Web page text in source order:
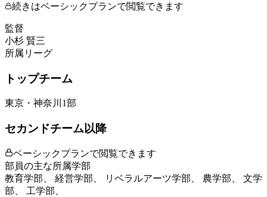
続きはベーシックプランで閲覧できます
監督
小杉 賢三
所属リーグ
トップチーム
東京・神奈川1部
セカンドチーム以降
ベーシックプランで閲覧できます
部員の主な所属学部
教育学部、 経営学部、 リベラルアーツ学部、 農学部、 文学
部、 工学部、